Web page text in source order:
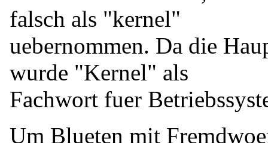
falsch als "kernel"
uebernommen. Da die
wurde "Kernel" als
Fachwort fuer
Um Blueten mit